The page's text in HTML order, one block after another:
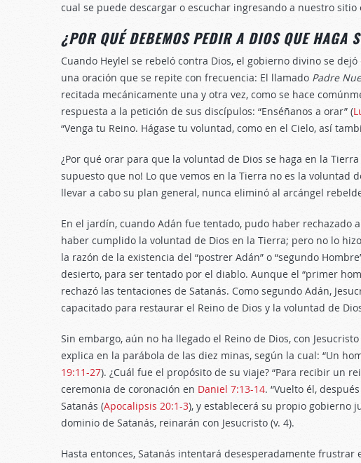
cual se puede descargar o escuchar ingresando a nuestro sitio
¿POR QUÉ DEBEMOS PEDIR A DIOS QUE HAGA
Cuando Heylel se rebeló contra Dios, el gobierno divino se
una oración que se repite con frecuencia: El llamado Padre
recitada mecánicamente una y otra vez, como se hace
respuesta a la petición de sus discípulos: “Enséñanos a orar” (
“Venga tu Reino. Hágase tu voluntad, como en el Cielo, así
¿Por qué orar para que la voluntad de Dios se haga en la Tierra
supuesto que no! Lo que vemos en la Tierra no es la voluntad
llevar a cabo su plan general, nunca eliminó al arcángel
En el jardín, cuando Adán fue tentado, pudo haber rechazado
haber cumplido la voluntad de Dios en la Tierra; pero no lo
la razón de la existencia del “postrer Adán” o “segundo
desierto, para ser tentado por el diablo. Aunque el “primer
rechazó las tentaciones de Satanás. Como segundo Adán,
capacitado para restaurar el Reino de Dios y la voluntad de
Sin embargo, aún no ha llegado el Reino de Dios, con
explica en la parábola de las diez minas, según la cual: “Un
19:11-27). ¿Cuál fue el propósito de su viaje? “Para recibir un
ceremonia de coronación en Daniel 7:13-14. “Vuelto él,
Satanás (Apocalipsis 20:1-3), y establecerá su propio gobierno
dominio de Satanás, reinarán con Jesucristo (v. 4).
Hasta entonces, Satanás intentará desesperadamente